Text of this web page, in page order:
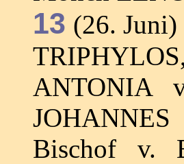
13 (26.
ANTONIA
Bischof v.